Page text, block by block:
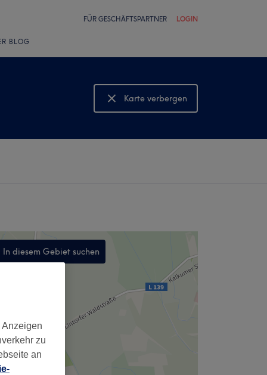
FÜR GESCHÄFTSPARTNER LOGIN
BLOG
Karte verbergen
Karte anzeigen
In diesem Gebiet suchen
zu
an